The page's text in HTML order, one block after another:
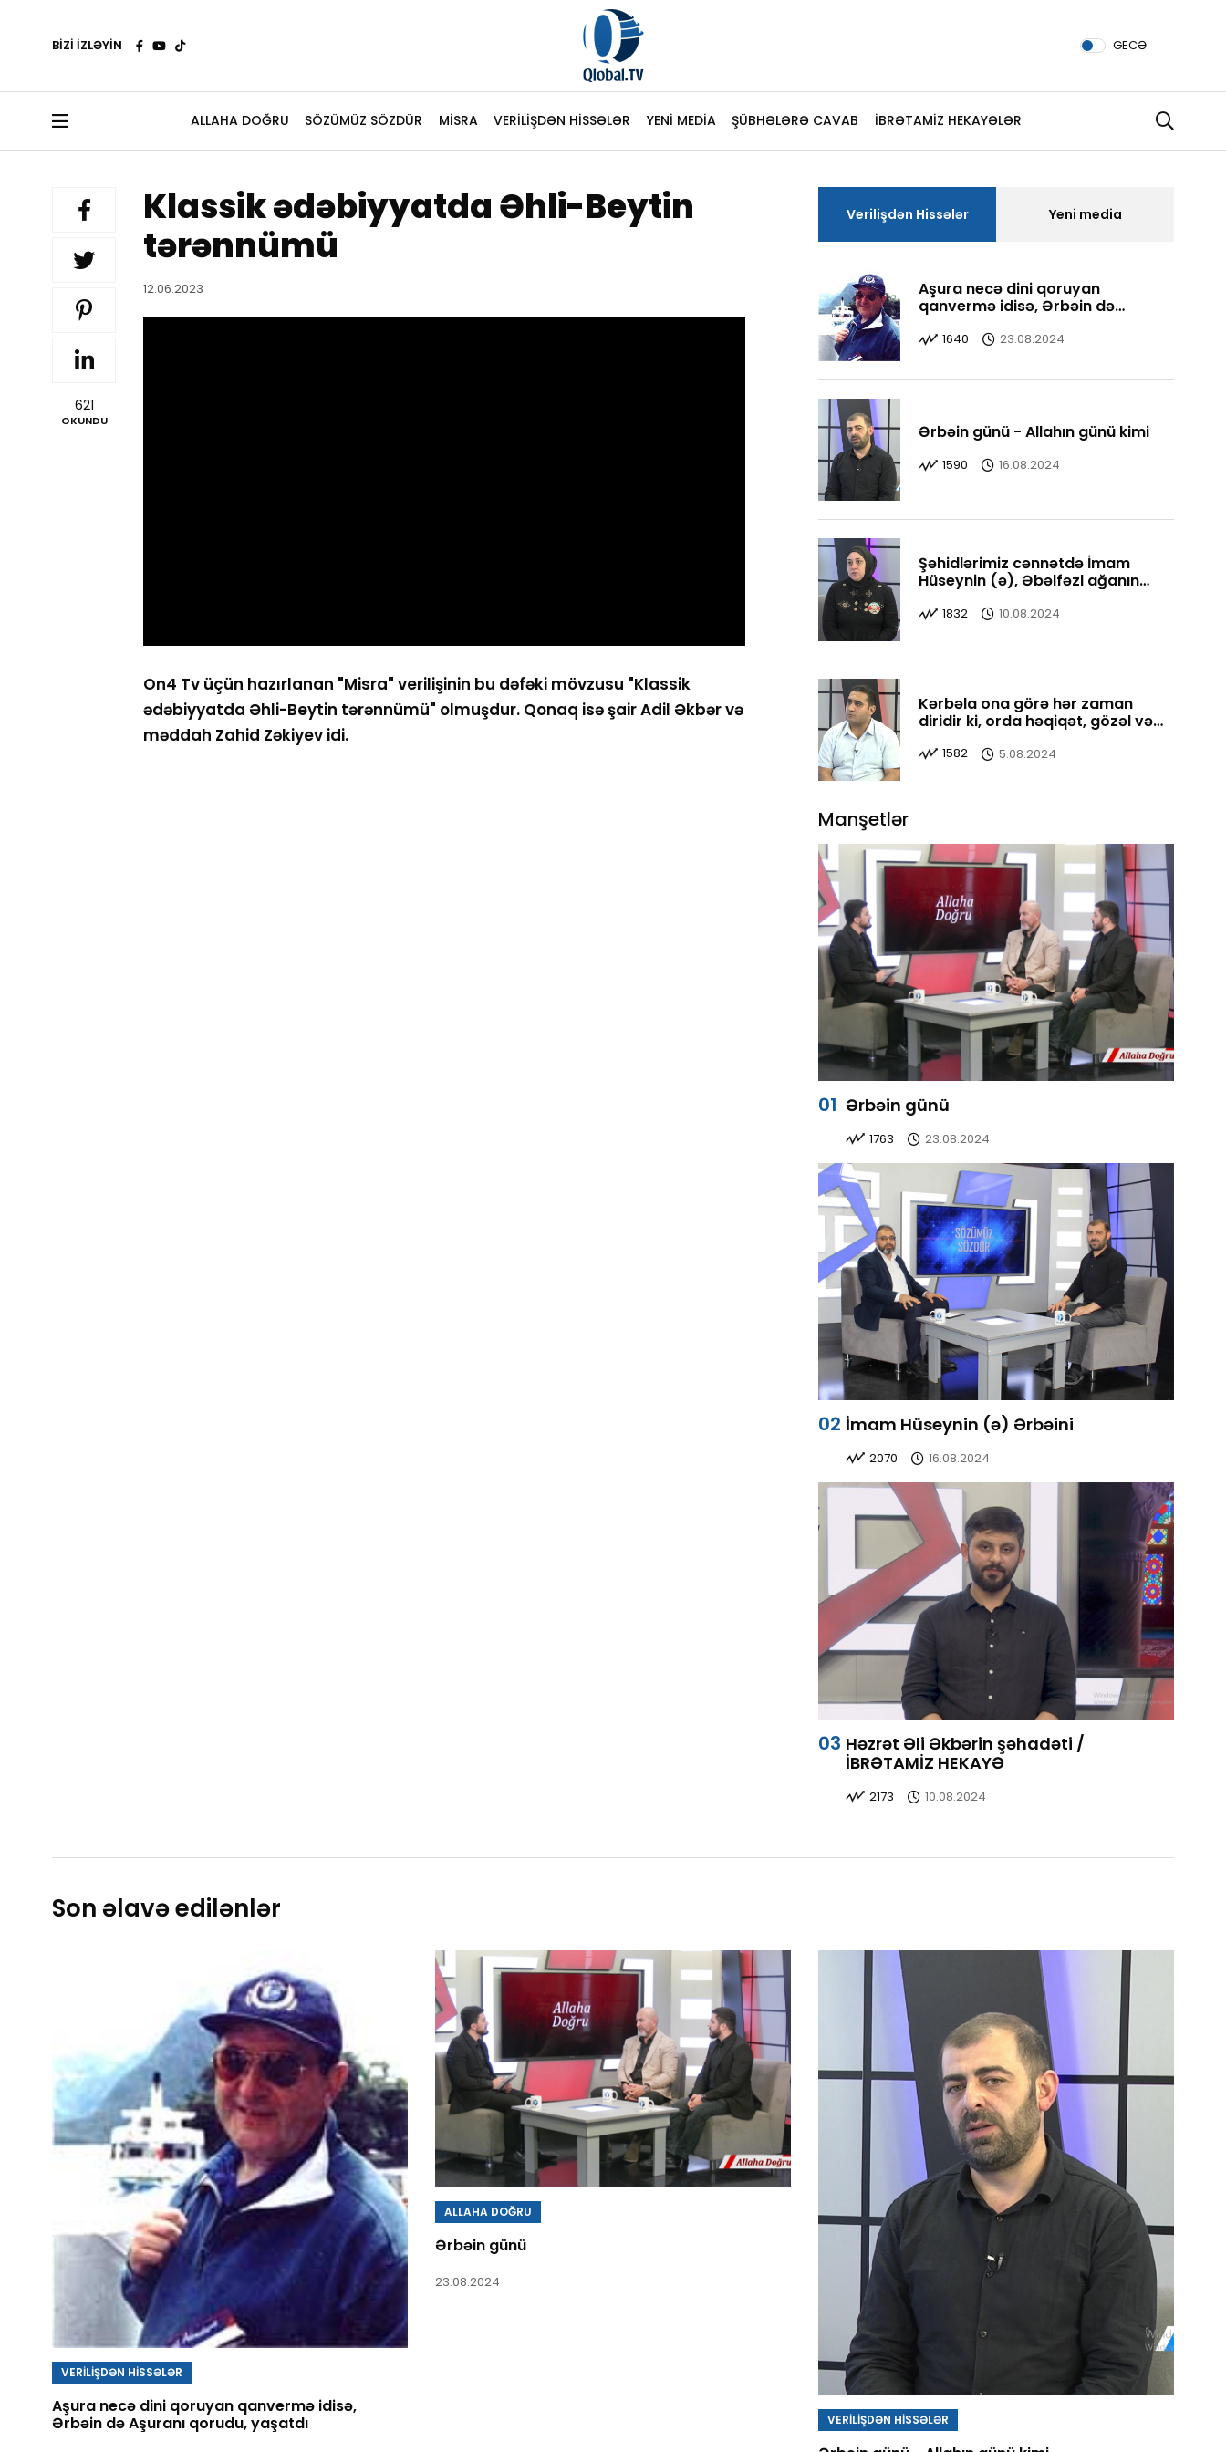
BİZİ İZLƏYİN GECƏ
ALLAHA DOĞRU SÖZÜMÜZ SÖZDÜR MİSRA VERİLİŞDƏN HİSSƏLƏR YENİ MEDİA ŞÜBHƏLƏRƏ CAVAB İBRƏTAMİZ HEKAYƏLƏR
621
OKUNDU
Klassik ədəbiyyatda Əhli-Beytin
tərənnümü
12.06.2023
On4 Tv üçün hazırlanan "Misra" verilişinin bu dəfəki mövzusu "Klassik
ədəbiyyatda Əhli-Beytin tərənnümü" olmuşdur. Qonaq isə şair Adil Əkbər və
məddah Zahid Zəkiyev idi.
Verilişdən Hissələr Yeni media
Aşura necə dini qoruyan
qanvermə idisə, Ərbəin də
1640 23.08.2024
Ərbəin günü - Allahın günü kimi
1590 16.08.2024
Şəhidlərimiz cənnətdə İmam
Hüseynin (ə), Əbəlfəzl ağanın
1832 10.08.2024
Kərbəla ona görə hər zaman
diridir ki, orda həqiqət, gözəl və
1582 5.08.2024
Manşetlər
Ərbəin günü
1763 23.08.2024
İmam Hüseynin (ə) Ərbəini
2070 16.08.2024
Həzrət Əli Əkbərin şəhadəti /
İBRƏTAMİZ HEKAYƏ
2173 10.08.2024
Son əlavə edilənlər
VERİLİŞDƏN HİSSƏLƏR
Aşura necə dini qoruyan qanvermə idisə,
Ərbəin də Aşuranı qorudu, yaşatdı
ALLAHA DOĞRU
Ərbəin günü
23.08.2024
VERİLİŞDƏN HİSSƏLƏR